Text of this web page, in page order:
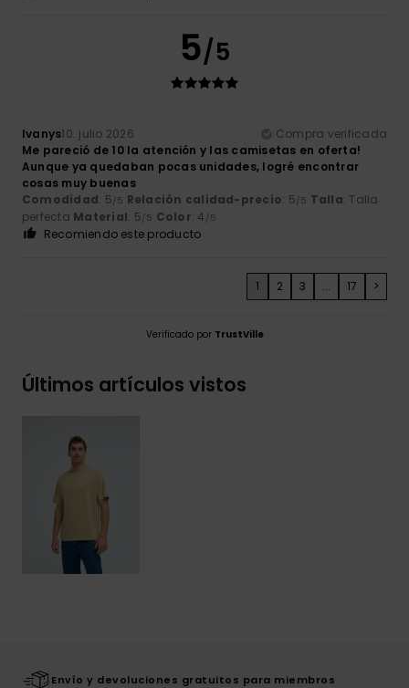
5/5
Ivanys10. julio 2026
Compra verificada
Me pareció de 10 la atención y las camisetas en oferta!
Aunque ya quedaban pocas unidades, logré encontrar
cosas muy buenas
Comodidad: 5 /5 Relación calidad-precio: 5 /5 Talla: Talla
perfecta Material: 5 /5 Color: 4 /5
Recomiendo este producto
1 2 3 ... 17 >
Verificado por TrustVille
Últimos artículos vistos
Envío y devoluciones gratuitos para miembros